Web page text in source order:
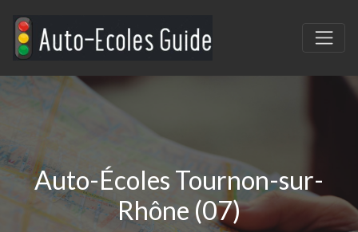
Auto-Écoles Tournon-sur-
Rhône (07)